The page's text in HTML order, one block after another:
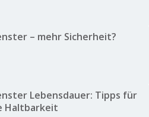
– mehr Sicherheit?
Lebensdauer: Tipps für
Haltbarkeit